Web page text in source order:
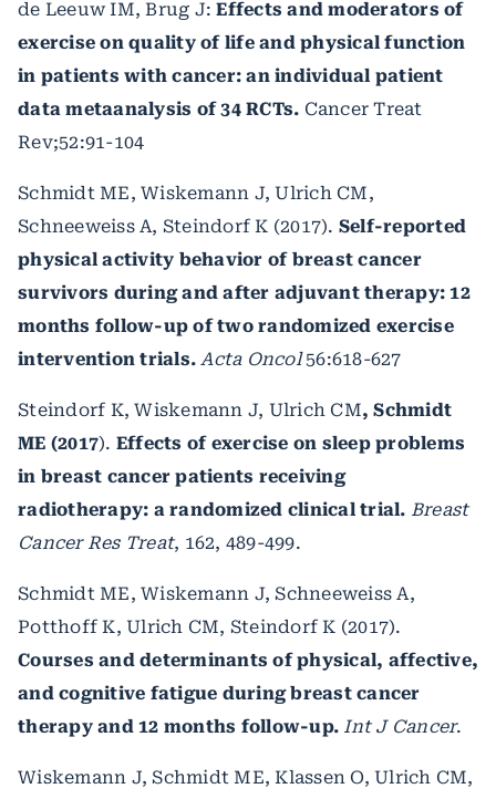
de Leeuw IM, Brug J:Effects and moderators of
exercise on quality of life and physical function
in patients with cancer: an individual patient
data metaanalysis of 34 RCTs. Cancer Treat
Rev;52:91-104
Schmidt ME, Wiskemann J, Ulrich CM,
Schneeweiss A, Steindorf K (2017). Self-reported
physical activity behavior of breast cancer
survivors during and after adjuvant therapy: 12
months follow-up of two randomized exercise
intervention trials. Acta Oncol56:618-627
Steindorf K, Wiskemann J, Ulrich CM, Schmidt
ME (2017). Effects of exercise on sleep problems
in breast cancer patients receiving
radiotherapy: a randomized clinical trial. Breast
Cancer Res Treat, 162, 489-499.
Schmidt ME, Wiskemann J, Schneeweiss A,
Potthoff K, Ulrich CM, Steindorf K (2017).
Courses and determinants of physical, affective,
and cognitive fatigue during breast cancer
therapy and 12 months follow-up. Int J Cancer.
Wiskemann J, Schmidt ME, Klassen O, Ulrich CM,